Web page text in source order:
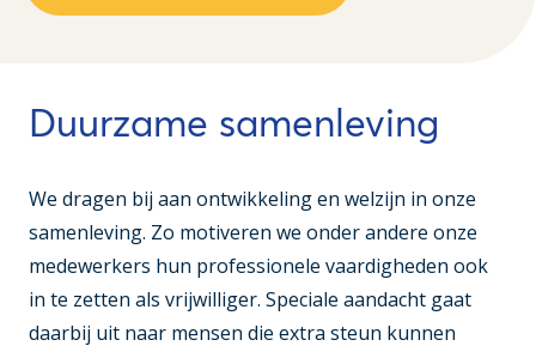
Duurzame samenleving
We dragen bij aan ontwikkeling en welzijn in onze
samenleving. Zo motiveren we onder andere onze
medewerkers hun professionele vaardigheden ook
in te zetten als vrijwilliger. Speciale aandacht gaat
daarbij uit naar mensen die extra steun kunnen